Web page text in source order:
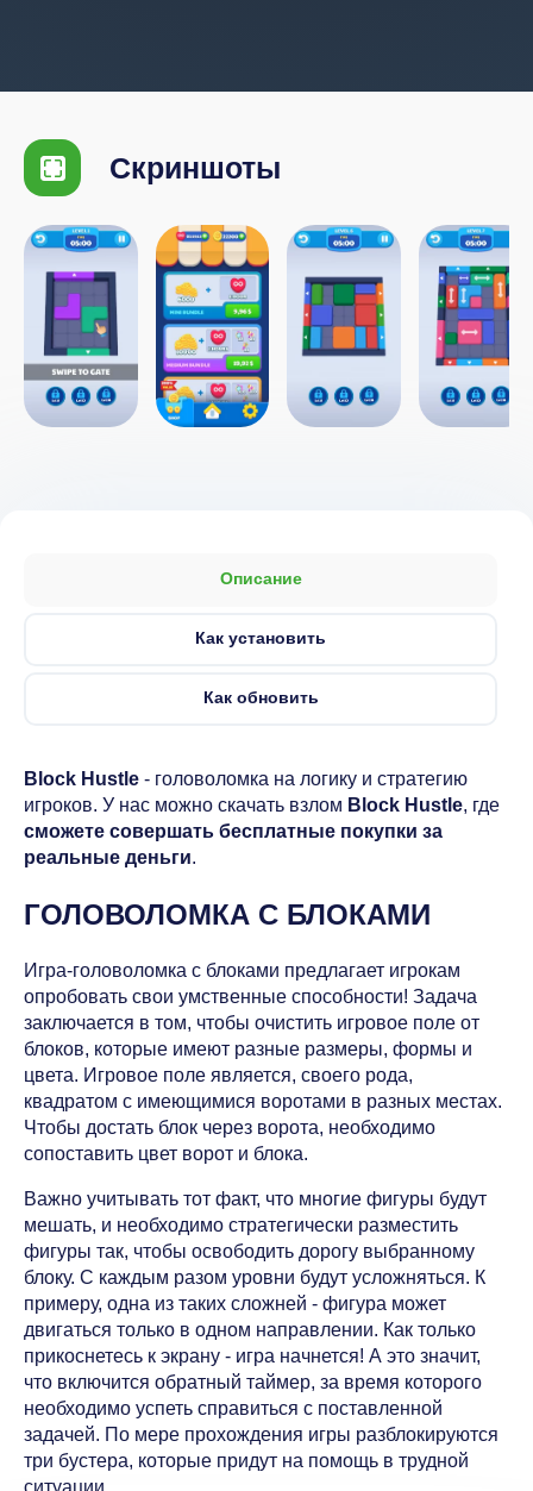
Скриншоты
Описание
Как установить
Как обновить
Block Hustle - головоломка на логику и стратегию
игроков. У нас можно скачать взлом Block Hustle, где
сможете совершать бесплатные покупки за
реальные деньги.
ГОЛОВОЛОМКА С БЛОКАМИ
Игра-головоломка с блоками предлагает игрокам
опробовать свои умственные способности! Задача
заключается в том, чтобы очистить игровое поле от
блоков, которые имеют разные размеры, формы и
цвета. Игровое поле является, своего рода,
квадратом с имеющимися воротами в разных местах.
Чтобы достать блок через ворота, необходимо
сопоставить цвет ворот и блока.
Важно учитывать тот факт, что многие фигуры будут
мешать, и необходимо стратегически разместить
фигуры так, чтобы освободить дорогу выбранному
блоку. С каждым разом уровни будут усложняться. К
примеру, одна из таких сложней - фигура может
двигаться только в одном направлении. Как только
прикоснетесь к экрану - игра начнется! А это значит,
что включится обратный таймер, за время которого
необходимо успеть справиться с поставленной
задачей. По мере прохождения игры разблокируются
три бустера, которые придут на помощь в трудной
ситуации.